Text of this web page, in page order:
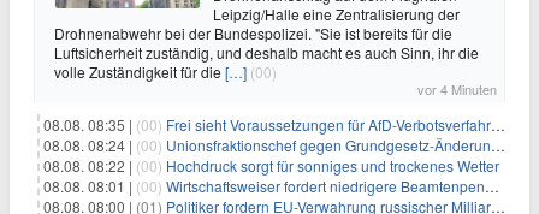
Leipzig/Halle eine Zentralisierung der
Drohnenabwehr bei der Bundespolizei. "Sie ist bereits für die
Luftsicherheit zuständig, und deshalb macht es auch Sinn, ihr die
volle Zuständigkeit für die […] (00)
vor 4 Minuten
08.08. 08:35 | (00) Frei sieht Voraussetzungen für AfD-Verbotsverfahren nicht gegeben
08.08. 08:24 | (00) Unionsfraktionschef gegen Grundgesetz-Änderung für queere Rechte
08.08. 08:22 | (00) Hochdruck sorgt für sonniges und trockenes Wetter
08.08. 08:01 | (00) Wirtschaftsweiser fordert niedrigere Beamtenpensionen
08.08. 08:00 | (01) Politiker fordern EU-Verwahrung russischer Milliarden